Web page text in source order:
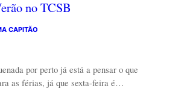
no TCSB
CAPITÃO
por perto já está a pensar o que
as férias, já que sexta-feira é…